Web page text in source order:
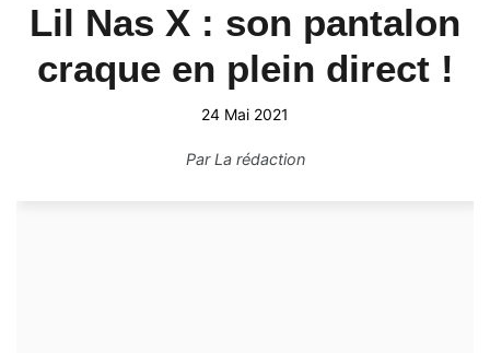
Lil Nas X : son pantalon
craque en plein direct !
24 Mai 2021
ParLa rédaction